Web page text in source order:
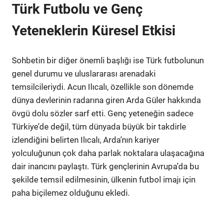
Türk Futbolu ve Genç
Yeteneklerin Küresel Etkisi
Sohbetin bir diğer önemli başlığı ise Türk futbolunun
genel durumu ve uluslararası arenadaki
temsilcileriydi. Acun Ilıcalı, özellikle son dönemde
dünya devlerinin radarına giren Arda Güler hakkında
övgü dolu sözler sarf etti. Genç yeteneğin sadece
Türkiye’de değil, tüm dünyada büyük bir takdirle
izlendiğini belirten Ilıcalı, Arda’nın kariyer
yolculuğunun çok daha parlak noktalara ulaşacağına
dair inancını paylaştı. Türk gençlerinin Avrupa’da bu
şekilde temsil edilmesinin, ülkenin futbol imajı için
paha biçilemez olduğunu ekledi.